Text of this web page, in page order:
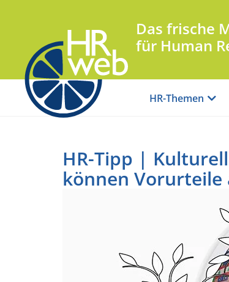
Das frische
für Human
HR-Themen
HR-Tipp |
können Vorurteile